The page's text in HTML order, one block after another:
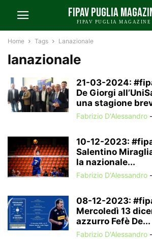
FIPAV PUGLIA
FIPAV PUGLIA MAGAZINE
Home Tags Lanazionale
lanazionale
21-03-2024:
De Giorgi
una stagione
Fabrizio D'Alessandro -
10-12-2023:
Salentino
la nazionale...
Fabrizio D'Alessandro -
08-12-2023:
Mercoledì 13
azzurro Fefè De...
Fabrizio D'Alessandro -